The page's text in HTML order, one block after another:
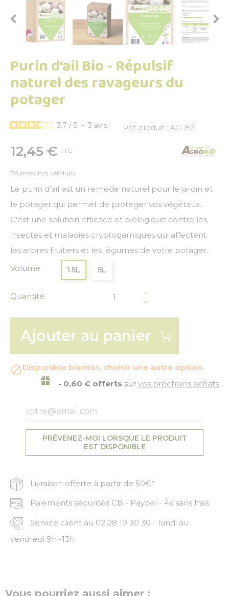
 
Purin d'ail Bio - Répulsif
naturel des ravageurs du
potager
3.7 / 5 - 3 avis Ref. produit : AG-152
12,45 € TTC
30 produit(s) vendu(s)
Le purin d’ail est un remède naturel pour le jardin et
le potager qui permet de protéger vos végétaux.
C'est une solution efficace et biologique contre les
insectes et maladies cryptogamiques qui affectent
les arbres fruitiers et les légumes de votre potager.
Volume
1.5L 5L
Quantité
Ajouter au panier
Disponible bientôt, choisir une autre option.
- 0,60 € offerts sur vos prochains achats
PRÉVENEZ-MOI LORSQUE LE PRODUIT
EST DISPONIBLE
Livraison offerte à partir de 50€*
Paiements sécurisés CB - Paypal - 4x sans frais
Service client au 02 28 19 30 30 - lundi au
vendredi 9h -13h
Vous pourriez aussi aimer :